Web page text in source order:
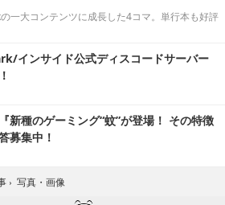
一大コンテンツに成長した4コマ。単行本も好評
インサイド公式ディスコードサーバー
『新種のゲーミング“蚊”が登場！ その特徴
募集中！
› 写真・画像